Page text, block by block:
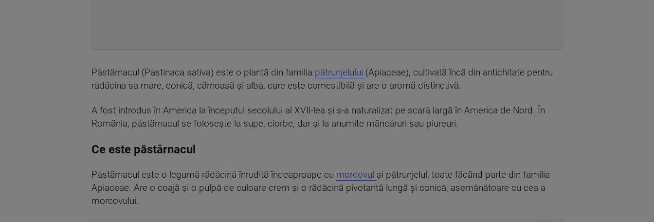
Păstârnacul (Pastinaca sativa) este o plantă din familia pătrunjelului (Apiaceae), cultivată încă din antichitate pentru
rădăcina sa mare, conică, cărnoasă și albă, care este comestibilă și are o aromă distinctivă.
A fost introdus în America la începutul secolului al XVII-lea și s-a naturalizat pe scară largă în America de Nord. În
România, păstârnacul se folosește la supe, ciorbe, dar și la anumite mâncăruri sau piureuri.
Ce este păstârnacul
Păstârnacul este o legumă-rădăcină înrudită îndeaproape cu morcovul și pătrunjelul, toate făcând parte din familia
Apiaceae. Are o coajă și o pulpă de culoare crem și o rădăcină pivotantă lungă și conică, asemănătoare cu cea a
morcovului.